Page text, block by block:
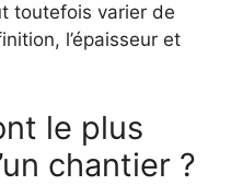
toutefois varier de
l’épaisseur et
le plus
chantier ?